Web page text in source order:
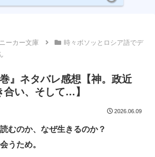
ーカー文庫
時々ボソッとロシア語でデ
巻』ネタバレ感想【神。政近
合い、そして…】
2026.06.09
むのか、なぜ生きるのか？
うため。